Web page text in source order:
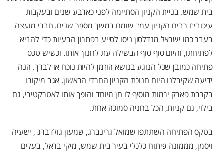
בית שמש. בניית הקניון הסתיימה לפני כארבע שנים ובעקבות
עיכובים רבים הקניון עמד שומם במשך מספר שנים. חברי מועצה
בעבר כמו ישראל מנדלסון ניסו לסייע בפתרון הבעיות כדי להביא
לפתיחתו, והיום סוף סוף הבשילה עת לחנוך אותו. וכשיש טכס
פתיחה כמובן שכל הנוגע בנושא הוזמן להיות נוכח או לברך. הנה
ידיעה שקיבלנו היום חנוכת הקניון החרדי הראשון. אגב מיקומו
בקרבת פארק ירמות מוסיף לו חן מיוחד והופך אותו לאטרקטיבי, גם
בילוי, גם קניות, הכל בחניה סמוכה אחת.
בטקס הפתיחה השתתפו שמואל גרינברג, שמעון גולדברג , ישעיה
ויסמן, מממונה פיתוח כלכלי בעיר בית שמש, מיקי בראל, בעלים